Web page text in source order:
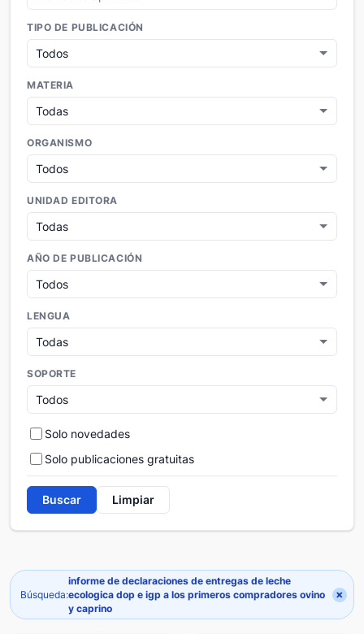
TIPO DE PUBLICACIÓN
MATERIA
ORGANISMO
UNIDAD EDITORA
AÑO DE PUBLICACIÓN
LENGUA
SOPORTE
Solo novedades
Solo publicaciones gratuitas
Buscar Limpiar
Búsqueda:
informe de declaraciones de entregas de leche
ecologica dop e igp a los primeros compradores ovino
y caprino
×